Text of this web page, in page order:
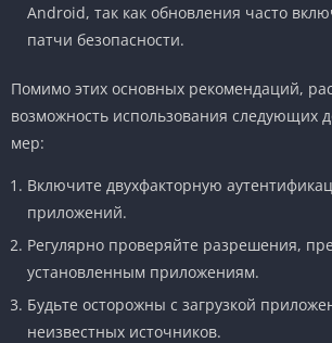
Android, так как обновления часто
патчи безопасности.
Помимо этих основных рекомендаций,
возможность использования следующих
мер:
Включите двухфакторную
приложений.
Регулярно проверяйте разрешения,
установленным приложениям.
Будьте осторожны с загрузкой
неизвестных источников.